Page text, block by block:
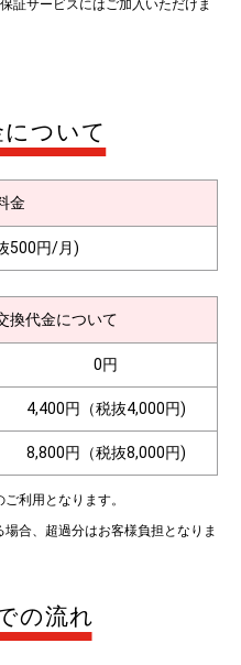
証サービスにはご加入いただけま
ついて
金
500円/月)
換代金について
0円
4,400円（税抜4,000円)
8,800円（税抜8,000円)
利用となります。
合、超過分はお客様負担となりま
の流れ